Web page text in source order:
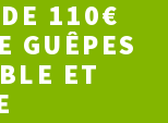
110€
GUÊPES
ET